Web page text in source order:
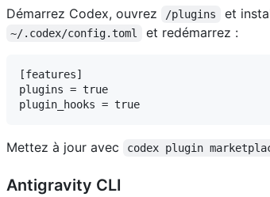
Démarrez Codex, ouvrez /plugins et
~/.codex/config.toml et redémarrez :
[features]
plugins = true
Mettez à jour avec codex plugin
Antigravity CLI